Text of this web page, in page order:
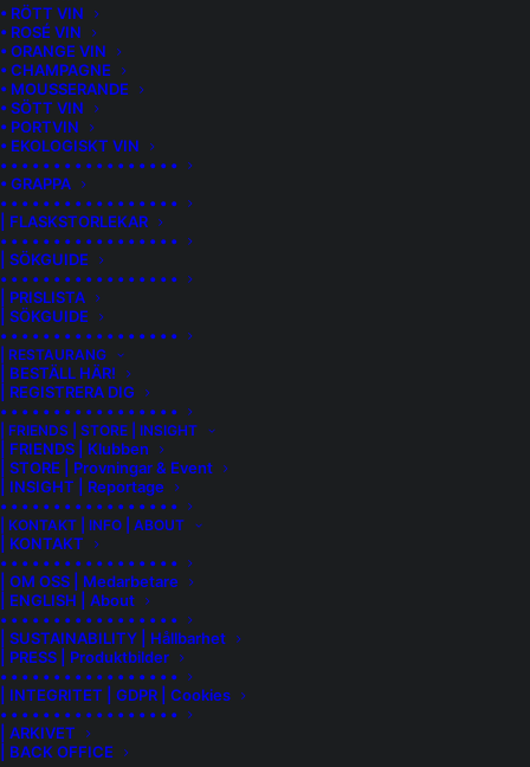
• RÖTT VIN
• ROSÉ VIN
• ORANGE VIN
• CHAMPAGNE
• MOUSSERANDE
• SÖTT VIN
• PORTVIN
• EKOLOGISKT VIN
• • • • • • • • • • • • • • • • •
• GRAPPA
• • • • • • • • • • • • • • • • •
| FLASKSTORLEKAR
• • • • • • • • • • • • • • • • •
| SÖKGUIDE
• • • • • • • • • • • • • • • • •
| PRISLISTA
| SÖKGUIDE
• • • • • • • • • • • • • • • • •
| RESTAURANG
| BESTÄLL HÄR!
| REGISTRERA DIG
• • • • • • • • • • • • • • • • •
| FRIENDS | STORE | INSIGHT
| FRIENDS | Klubben
| STORE | Provningar & Event
| INSIGHT | Reportage
• • • • • • • • • • • • • • • • •
| KONTAKT | INFO | ABOUT
| KONTAKT
• • • • • • • • • • • • • • • • •
| OM OSS | Medarbetare
| ENGLISH | About
• • • • • • • • • • • • • • • • •
| SUSTAINABILITY | Hållbarhet
| PRESS | Produktbilder
• • • • • • • • • • • • • • • • •
| INTEGRITET | GDPR | Cookies
• • • • • • • • • • • • • • • • •
| ARKIVET
| BACK OFFICE
HOUSE OF SMITH | K THE BEAUTIFUL
SYRAH
Kombinera bästa växtplatserna i Walla Walla, Washington
State, med vinmakare Charles Smiths kärlek till druvan syrah
och resultatet blir toppen. ”Absolutely beautiful”, säger
Charles. Det var med serien K som det hela startade – en
satsning på Rhône-druvor och andra internationella
storheter, viner från enskilda vingårdslägen och ett vineri
som slog upp dörrarna i Walla Walla 2001.
Sedan dess har Charles Smith producerat en
beundransvärd mångfald av kvalitetsviner med ett verkligt
stort K, exempelvis K The Beautiful Syrah. Det här vinet har
en längd som motsvarar en svensk midsommarnatt, menar
Charles. Djupt i färgtonen och med en fängslande aromatik
av mörk frukt och dova, jordiga toner.